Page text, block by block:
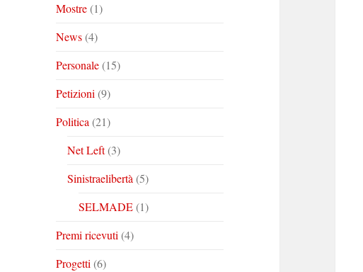
Mostre(1)
News(4)
Personale(15)
Petizioni (9)
Politica (21)
Net Left(3)
Sinistraelibertà (5)
SELMADE(1)
Premi ricevuti (4)
Progetti (6)